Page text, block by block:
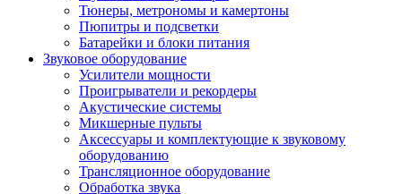
Тюнеры, метрономы и камертоны
Пюпитры и подсветки
Батарейки и блоки питания
Звуковое оборудование
Усилители мощности
Проигрыватели и рекордеры
Акустические системы
Микшерные пульты
Аксессуары и комплектующие к звуковому
оборудованию
Трансляционное оборудование
Обработка звука